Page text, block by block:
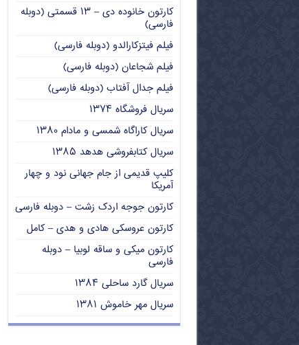
کارتون خانوده دی – ۱۳ قسمتی (دوبله
فارسی)
فیلم فیتزکارالدو (دوبله فارسی)
فیلم شجاعان (دوبله فارسی)
فیلم جدال آفتاب (دوبله فارسی)
سریال فروشگاه ۱۳۷۴
سریال کاراگاه شمسی و مادام ۱۳۸۰
سریال کتابفروشی هدهد ۱۳۸۵
کلیپ قدیمی از جام جهانی نود و چهار
آمریکا
کارتون جوجه اردک زشت – دوبله فارسی
کارتون عروسکی هادی و هدی – کامل
کارتون میکی و ساقه لوبیا – دوبله
فارسی
سریال گارد ساحلی ۱۳۸۴
سریال مهر خاموش ۱۳۸۱